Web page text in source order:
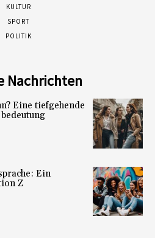
KULTUR
SPORT
POLITIK
Nachrichten
Eine tiefgehende
Ein
Z